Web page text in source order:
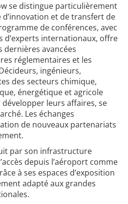
se distingue particulièrement
et de transfert de
de conférences, avec
d’experts internationaux, offre
dernières avancées
réglementaires et les
ingénieurs,
des secteurs chimique,
énergétique et agricole
leurs affaires, se
Les échanges
de nouveaux partenariats
par son infrastructure
depuis l’aéroport comme
à ses espaces d’exposition
adapté aux grandes